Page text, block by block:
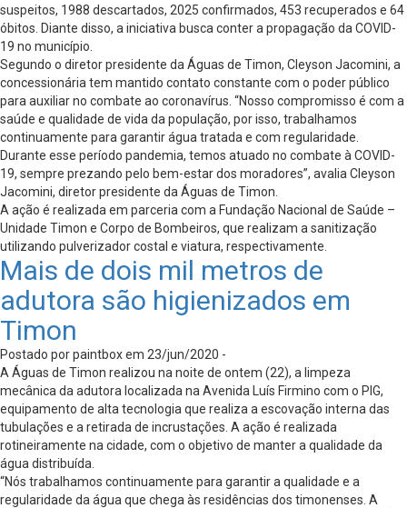
suspeitos, 1988 descartados, 2025 confirmados, 453 recuperados e 64
óbitos. Diante disso, a iniciativa busca conter a propagação da COVID-
19 no município.
Segundo o diretor presidente da Águas de Timon, Cleyson Jacomini, a
concessionária tem mantido contato constante com o poder público
para auxiliar no combate ao coronavírus. “Nosso compromisso é com a
saúde e qualidade de vida da população, por isso, trabalhamos
continuamente para garantir água tratada e com regularidade.
Durante esse período pandemia, temos atuado no combate à COVID-
19, sempre prezando pelo bem-estar dos moradores”, avalia Cleyson
Jacomini, diretor presidente da Águas de Timon.
A ação é realizada em parceria com a Fundação Nacional de Saúde –
Unidade Timon e Corpo de Bombeiros, que realizam a sanitização
utilizando pulverizador costal e viatura, respectivamente.
Mais de dois mil metros de
adutora são higienizados em
Timon
Postado por paintbox em 23/jun/2020 -
A Águas de Timon realizou na noite de ontem (22), a limpeza
mecânica da adutora localizada na Avenida Luís Firmino com o PIG,
equipamento de alta tecnologia que realiza a escovação interna das
tubulações e a retirada de incrustações. A ação é realizada
rotineiramente na cidade, com o objetivo de manter a qualidade da
água distribuída.
“Nós trabalhamos continuamente para garantir a qualidade e a
regularidade da água que chega às residências dos timonenses. A